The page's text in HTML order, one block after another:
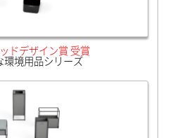
ドデザイン賞 受賞
環境用品シリーズ